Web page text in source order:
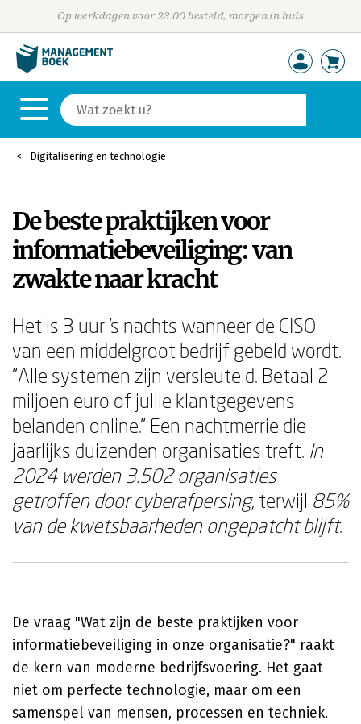
Op werkdagen voor 23:00 besteld, morgen in huis
Digitalisering en technologie
De beste praktijken voor
informatiebeveiliging: van
zwakte naar kracht
Het is 3 uur 's nachts wanneer de CISO
van een middelgroot bedrijf gebeld wordt.
"Alle systemen zijn versleuteld. Betaal 2
miljoen euro of jullie klantgegevens
belanden online." Een nachtmerrie die
jaarlijks duizenden organisaties treft. In
2024 werden 3.502 organisaties
getroffen door cyberafpersing, terwijl 85%
van de kwetsbaarheden ongepatcht blijft.
De vraag "Wat zijn de beste praktijken voor
informatiebeveiliging in onze organisatie?" raakt
de kern van moderne bedrijfsvoering. Het gaat
niet om perfecte technologie, maar om een
samenspel van mensen, processen en techniek.